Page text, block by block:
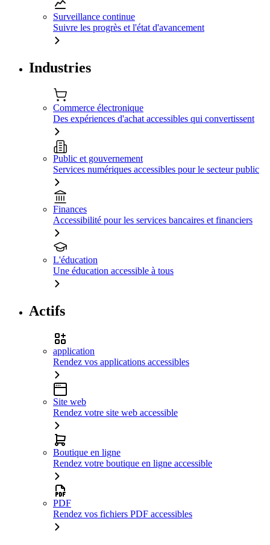
Surveillance continue
Suivre les progrès et l'état d'avancement
Industries
Commerce électronique
Des expériences d'achat accessibles qui convertissent
Public et gouvernement
Services numériques accessibles pour le secteur public
Finances
Accessibilité pour les services bancaires et financiers
L'éducation
Une éducation accessible à tous
Actifs
application
Rendez vos applications accessibles
Site web
Rendez votre site web accessible
Boutique en ligne
Rendez votre boutique en ligne accessible
PDF
Rendez vos fichiers PDF accessibles